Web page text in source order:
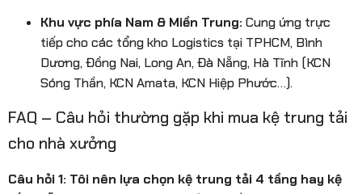
Khu vực phía Nam & Miền Trung: Cung ứng trực
tiếp cho các tổng kho Logistics tại TPHCM, Bình
Dương, Đồng Nai, Long An, Đà Nẵng, Hà Tĩnh (KCN
Sóng Thần, KCN Amata, KCN Hiệp Phước…).
FAQ – Câu hỏi thường gặp khi mua kệ trung tải
cho nhà xưởng
Câu hỏi 1: Tôi nên lựa chọn kệ trung tải 4 tầng hay kệ